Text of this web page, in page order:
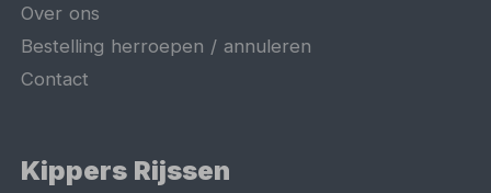
Over ons
Bestelling herroepen / annuleren
Contact
Kippers Rijssen